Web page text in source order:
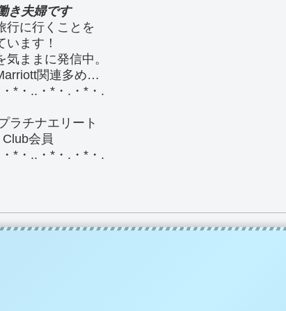
き夫婦です
行に行くことを
います！
ままに発信中。
関連多め…
*・..・*・.・*・.
ラチナエリート
会員
*・..・*・.・*・.